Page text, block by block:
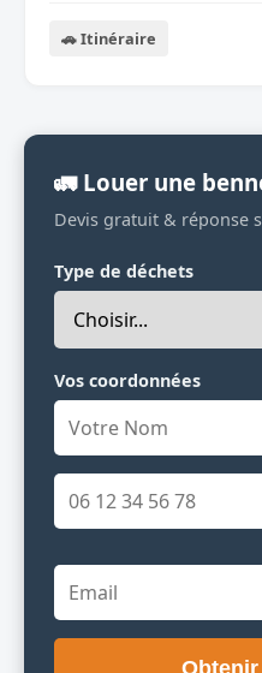
🚗 Itinéraire
🚛 Louer une
Devis gratuit & réponse
Type de déchets
Vos coordonnées